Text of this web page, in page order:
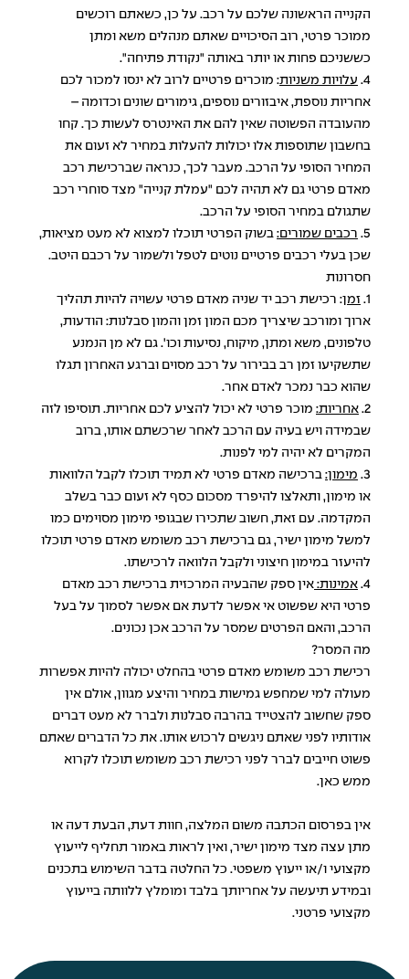
הקנייה הראשונה שלכם על רכב. על כן, כשאתם רוכשים
ממוכר פרטי, רוב הסיכויים שאתם מנהלים משא ומתן
כששניכם פחות או יותר באותה "נקודת פתיחה".
4. עלויות משניות: מוכרים פרטיים לרוב לא ינסו למכור לכם
אחריות נוספת, איבזורים נוספים, גימורים שונים וכדומה –
מהעובדה הפשוטה שאין להם את האינטרס לעשות כך. קחו
בחשבון שתוספות אלו יכולות להעלות במחיר לא זעום את
המחיר הסופי על הרכב. מעבר לכך, כנראה שברכישת רכב
מאדם פרטי גם לא תהיה לכם "עמלת קנייה" מצד סוחרי רכב
שתגולם במחיר הסופי על הרכב.
5. רכבים שמורים: בשוק הפרטי תוכלו למצוא לא מעט מציאות,
שכן בעלי רכבים פרטיים נוטים לטפל ולשמור על רכבם היטב.
חסרונות
1. זמן: רכישת רכב יד שניה מאדם פרטי עשויה להיות תהליך
ארוך ומורכב שיצריך מכם המון זמן והמון סבלנות: הודעות,
טלפונים, משא ומתן, מיקוח, נסיעות וכו'. גם לא מן הנמנע
שתשקיעו זמן רב בבירור על רכב מסוים וברגע האחרון תגלו
שהוא כבר נמכר לאדם אחר.
2. אחריות: מוכר פרטי לא יכול להציע לכם אחריות. תוסיפו לזה
שבמידה ויש בעיה עם הרכב לאחר שרכשתם אותו, ברוב
המקרים לא יהיה למי לפנות.
3. מימון: ברכישה מאדם פרטי לא תמיד תוכלו לקבל הלוואות
או מימון, ותאלצו להיפרד מסכום כסף לא זעום כבר בשלב
המקדמה. עם זאת, חשוב שתכירו שבגופי מימון מסוימים כמו
למשל מימון ישיר, גם ברכישת רכב משומש מאדם פרטי תוכלו
להיעזר במימון חיצוני ולקבל הלוואה לרכישתו.
4. אמינות: אין ספק שהבעיה המרכזית ברכישת רכב מאדם
פרטי היא שפשוט אי אפשר לדעת אם אפשר לסמוך על בעל
הרכב, והאם הפרטים שמסר על הרכב אכן נכונים.
מה המסר?
רכישת רכב משומש מאדם פרטי בהחלט יכולה להיות אפשרות
מעולה למי שמחפש גמישות במחיר והיצע מגוון, אולם אין
ספק שחשוב להצטייד בהרבה סבלנות ולברר לא מעט דברים
אודותיו לפני שאתם ניגשים לרכוש אותו. את כל הדברים שאתם
פשוט חייבים לברר לפני רכישת רכב משומש תוכלו לקרוא
ממש כאן.
אין בפרסום הכתבה משום המלצה, חוות דעת, הבעת דעה או
מתן עצה מצד מימון ישיר, ואין לראות באמור תחליף לייעוץ
מקצועי ו/או ייעוץ משפטי. כל החלטה בדבר השימוש בתכנים
ובמידע תיעשה על אחריותך בלבד ומומלץ ללוותה בייעוץ
מקצועי פרטני.